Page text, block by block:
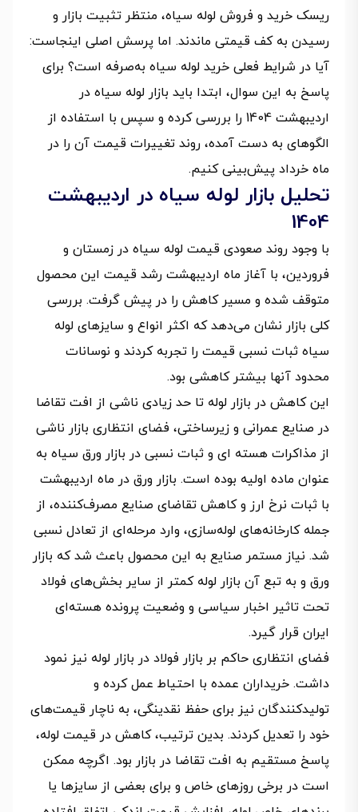
ریسک خرید و فروش لوله سیاه، منتظر تثبیت بازار و
رسیدن به کف قیمتی ماندند. اما پرسش اصلی اینجاست:
آیا در شرایط فعلی خرید لوله سیاه به‌صرفه است؟ برای
پاسخ به این سوال، ابتدا باید بازار لوله سیاه در
اردیبهشت 1404 را بررسی کرده و سپس با استفاده از
الگوهای به دست آمده، روند تغییرات قیمت آن را در
ماه خرداد پیش‌بینی کنیم.
تحلیل بازار لوله سیاه در اردیبهشت
1404
با وجود روند صعودی قیمت لوله سیاه در زمستان و
فروردین، با آغاز ماه اردیبهشت رشد قیمت این محصول
متوقف شده و مسیر کاهش را در پیش گرفت. بررسی
کلی بازار نشان می‌دهد که اکثر انواع و سایزهای لوله
سیاه ثبات نسبی قیمت را تجربه کردند و نوسانات
محدود آنها بیشتر کاهشی بود.
این کاهش در بازار لوله تا حد زیادی ناشی از افت تقاضا
در صنایع عمرانی و زیرساختی، فضای انتظاری بازار ناشی
از مذاکرات هسته ای و ثبات نسبی در بازار ورق سیاه به
عنوان ماده اولیه بوده است. بازار ورق در ماه اردیبهشت
با ثبات نرخ ارز و کاهش تقاضای صنایع مصرف‌کننده، از
جمله کارخانه‌های لوله‌سازی، وارد مرحله‌ای از تعادل نسبی
شد. نیاز مستمر صنایع به این محصول باعث شد که بازار
ورق و به تبع آن بازار لوله کمتر از سایر بخش‌های فولاد
تحت تاثیر اخبار سیاسی و وضعیت پرونده هسته‌ای
ایران قرار گیرد.
فضای انتظاری حاکم بر بازار فولاد در بازار لوله نیز نمود
داشت. خریداران عمده با احتیاط عمل کرده و
تولیدکنندگان نیز برای حفظ نقدینگی، به ناچار قیمت‌های
خود را تعدیل کردند. بدین ترتیب، کاهش در قیمت لوله،
پاسخ مستقیم به افت تقاضا در بازار بود. اگرچه ممکن
است در برخی روزهای خاص و برای بعضی از سایزها یا